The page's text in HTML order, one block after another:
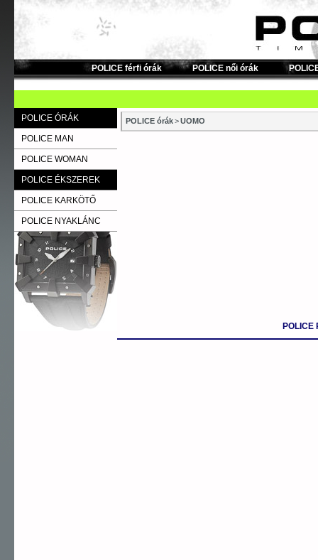
POLICE férfi órák POLICE női órák
POLICE ÓRÁK
POLICE MAN
POLICE WOMAN
POLICE ÉKSZEREK
POLICE KARKÖTŐ
POLICE NYAKLÁNC
POLICE órák>UOMO
POLICE